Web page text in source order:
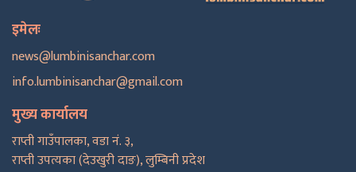
इमेलः
news@lumbinisanchar.com
info.lumbinisanchar@gmail.com
मुख्य कार्यालय
राप्ती गाउँपालका, वडा नं. ३,
राप्ती उपत्यका (देउखुरी दाङ), लुम्बिनी प्रदेश